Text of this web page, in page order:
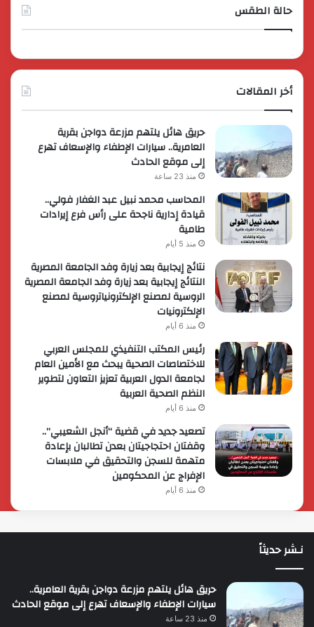
حالة الطقس
أخر المقالات
حريق هائل يلتهم مزرعة دواجن بقرية
العامرية.. سيارات الإطفاء والإسعاف تهرع
إلى موقع الحادث
منذ 23 ساعة
المحاسب محمد نبيل عبد الغفار فولي..
قيادة إدارية ناجحة على رأس فرع إيرادات
طامية
منذ 5 أيام
نتائج إيجابية بعد زيارة وفد الجامعة المصرية
النتائج إيجابية بعد زيارة وفد الجامعة المصرية
الروسية لمصنع الإلكترونياتروسية لمصنع
الإلكترونيات
منذ 6 أيام
رئيس المكتب التنفيذي للمجلس العربي
للاختصاصات الصحية يبحث مع الأمين العام
لجامعة الدول العربية تعزيز التعاون لتطوير
النظم الصحية العربية
منذ 6 أيام
تصعيد جديد في قضية “أنجل الشعيبي”..
وقفتان احتجاجيتان بعدن تطالبان بإعادة
متهمة للسجن والتحقيق في ملابسات
الإفراج عن المحكومين
منذ 6 أيام
نـشر حديثاً
حريق هائل يلتهم مزرعة دواجن بقرية العامرية..
سيارات الإطفاء والإسعاف تهرع إلى موقع الحادث
منذ 23 ساعة